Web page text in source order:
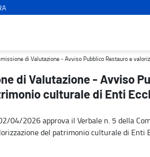
Restauro e valorizzazione del
di Valutazione - Avviso Pubblico Restauro e
di Valutazione - Avviso
culturale di Enti
04/2026 approva il Verbale n. 5 della
del patrimonio culturale di Enti